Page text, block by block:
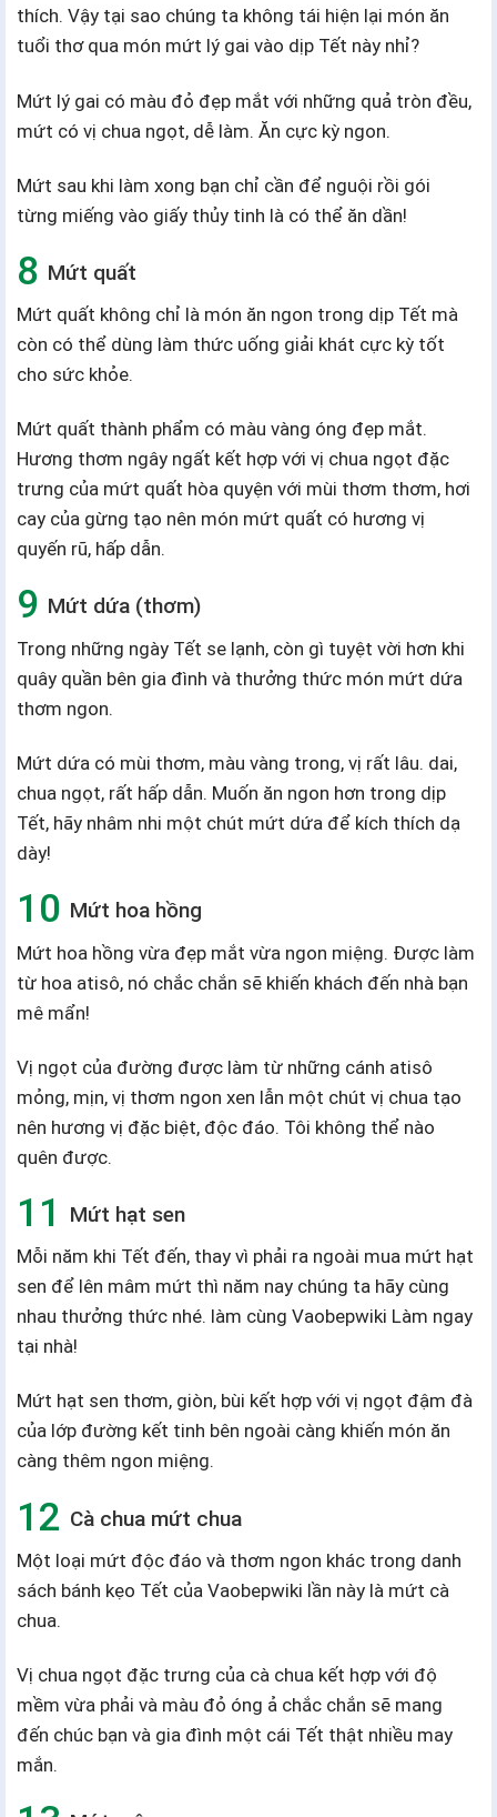
thích. Vậy tại sao chúng ta không tái hiện lại món ăn
tuổi thơ qua món mứt lý gai vào dịp Tết này nhỉ?
Mứt lý gai có màu đỏ đẹp mắt với những quả tròn đều,
mứt có vị chua ngọt, dễ làm. Ăn cực kỳ ngon.
Mứt sau khi làm xong bạn chỉ cần để nguội rồi gói
từng miếng vào giấy thủy tinh là có thể ăn dần!
Mứt quất
Mứt quất không chỉ là món ăn ngon trong dịp Tết mà
còn có thể dùng làm thức uống giải khát cực kỳ tốt
cho sức khỏe.
Mứt quất thành phẩm có màu vàng óng đẹp mắt.
Hương thơm ngây ngất kết hợp với vị chua ngọt đặc
trưng của mứt quất hòa quyện với mùi thơm thơm, hơi
cay của gừng tạo nên món mứt quất có hương vị
quyến rũ, hấp dẫn.
Mứt dứa (thơm)
Trong những ngày Tết se lạnh, còn gì tuyệt vời hơn khi
quây quần bên gia đình và thưởng thức món mứt dứa
thơm ngon.
Mứt dứa có mùi thơm, màu vàng trong, vị rất lâu. dai,
chua ngọt, rất hấp dẫn. Muốn ăn ngon hơn trong dịp
Tết, hãy nhâm nhi một chút mứt dứa để kích thích dạ
dày!
Mứt hoa hồng
Mứt hoa hồng vừa đẹp mắt vừa ngon miệng. Được làm
từ hoa atisô, nó chắc chắn sẽ khiến khách đến nhà bạn
mê mẩn!
Vị ngọt của đường được làm từ những cánh atisô
mỏng, mịn, vị thơm ngon xen lẫn một chút vị chua tạo
nên hương vị đặc biệt, độc đáo. Tôi không thể nào
quên được.
Mứt hạt sen
Mỗi năm khi Tết đến, thay vì phải ra ngoài mua mứt hạt
sen để lên mâm mứt thì năm nay chúng ta hãy cùng
nhau thưởng thức nhé. làm cùng Vaobepwiki Làm ngay
tại nhà!
Mứt hạt sen thơm, giòn, bùi kết hợp với vị ngọt đậm đà
của lớp đường kết tinh bên ngoài càng khiến món ăn
càng thêm ngon miệng.
Cà chua mứt chua
Một loại mứt độc đáo và thơm ngon khác trong danh
sách bánh kẹo Tết của Vaobepwiki lần này là mứt cà
chua.
Vị chua ngọt đặc trưng của cà chua kết hợp với độ
mềm vừa phải và màu đỏ óng ả chắc chắn sẽ mang
đến chúc bạn và gia đình một cái Tết thật nhiều may
mắn.